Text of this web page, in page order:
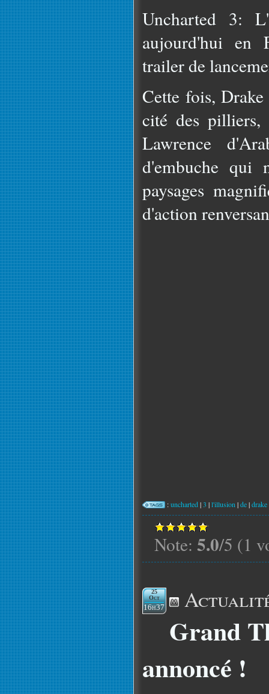
Uncharted 3:
aujourd'hui en
trailer de
Cette fois,
cité des pilliers,
Lawrence
d'embuche qui
paysages
d'action
:uncharted|3 |l'illusion |de|drake
Note: 5.0/5 (1
25
Oct
16h37
Grand
annoncé !